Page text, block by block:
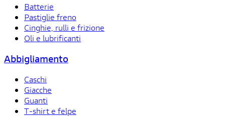
Batterie
Pastiglie freno
Cinghie, rulli e frizione
Oli e lubrificanti
Abbigliamento
Caschi
Giacche
Guanti
T-shirt e felpe